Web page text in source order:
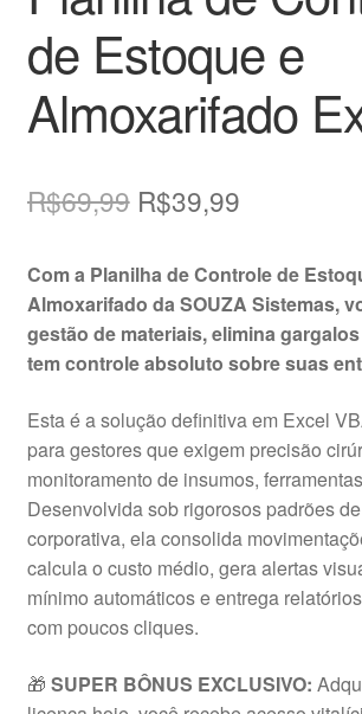
de Estoque e
Almoxarifado
R$69,99 O
original
era:
R$69,99.
R$39,99O
atual
é:
R$39,99.
Com a Planilha de Controle de
Almoxarifado da SOUZA Sistemas,
gestão de materiais, elimina
tem controle absoluto sobre suas
Esta é a solução definitiva em Excel
para gestores que exigem precisão
monitoramento de insumos,
Desenvolvida sob rigorosos padrões
corporativa, ela consolida
calcula o custo médio, gera alertas
mínimo automáticos e entrega
com poucos cliques.
🎁 SUPER BÔNUS EXCLUSIVO: